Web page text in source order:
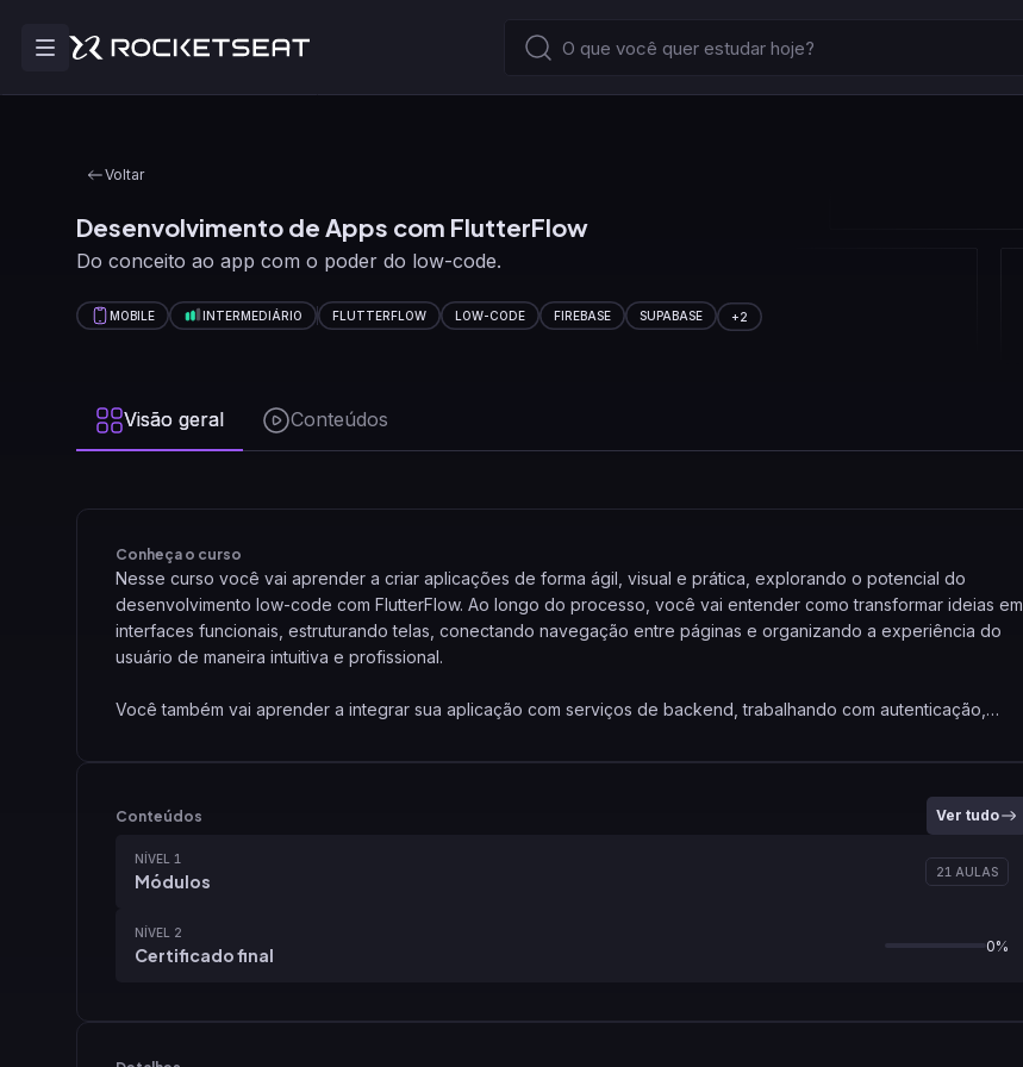
Voltar
Desenvolvimento de Apps com FlutterFlow
Do conceito ao app com o poder do low-code.
MOBILE INTERMEDIÁRIO FLUTTERFLOW LOW-CODE FIREBASE SUPABASE +2
Visão geral Conteúdos
Conheça o curso
Nesse curso você vai aprender a criar aplicações de forma ágil, visual e prática, explorando o potencial do
desenvolvimento low-code com FlutterFlow. Ao longo do processo, você vai entender como transformar ideias em
interfaces funcionais, estruturando telas, conectando navegação entre páginas e organizando a experiência do
usuário de maneira intuitiva e profissional.
Você também vai aprender a integrar sua aplicação com serviços de backend, trabalhando com autenticação,
conteúdo apresenta conceitos essenciais para que você consiga construir fluxos completos dentro de um app,
Além disso, você vai explorar o uso de bancos de dados e APIs para ampliar as possibilidades do projeto,
entendendo como consumir e enviar dados de forma segura, eficiente e escalável. Também terá contato com
recursos que ajudam a personalizar e evoluir a aplicação, incluindo ajustes de comportamento, validações,
necessidades concretas do dia a dia. É uma jornada ideal para quem deseja acelerar a entrega de soluções sem
Conteúdos Ver tudo
NÍVEL 1
Módulos 21 AULAS
NÍVEL 2
Certificado final 0%